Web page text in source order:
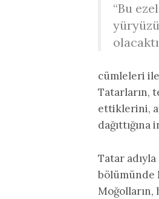
“Bu
cümleleri
Tatarların,
ettiklerini,
dağıttığına
Tatar
bölümünde
Moğolların,